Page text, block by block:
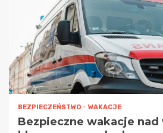
BEZPIECZEŃSTWO WAKACJE
Bezpieczne wakacje nad